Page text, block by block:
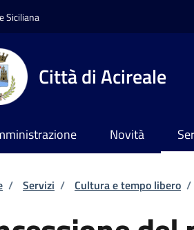
Siciliana
Città di Acireale
Novità
di pane
/ Servizi / Cultura e tempo libero /